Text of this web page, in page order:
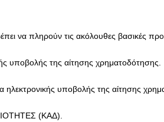
να πληρούν τις ακόλουθες βασικές
υποβολής της αίτησης χρηματοδότησης.
υποβολής της αίτησης
(ΚΑΔ).